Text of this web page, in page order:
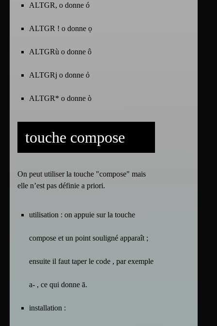
ALTGR, o donne ó
ALTGR ! o donne ọ
ALTGRù o donne ô
ALTGRj o donne ỏ
ALTGR* o donne ò
touche compose
On peut utiliser la touche "compose" mais
elle n’est pas définie a priori.
utilisation : on appuie sur la touche
compose et un point souligné apparaît ;
ensuite il faut taper le code , par exemple
a- , ce qui donne ā.
installation :